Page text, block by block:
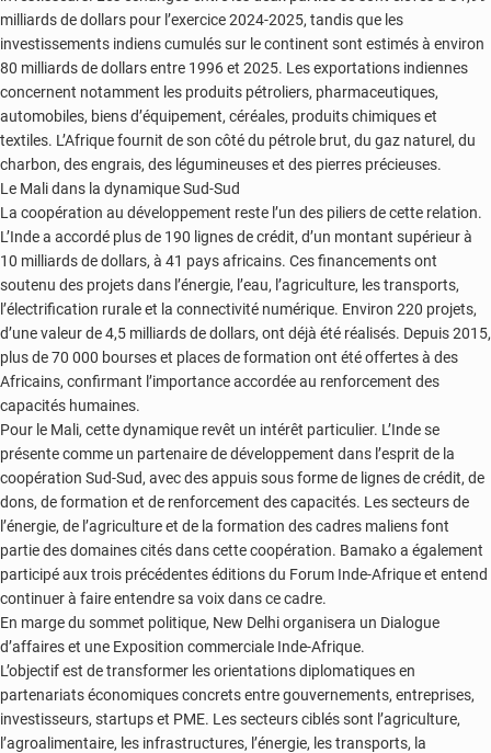
milliards de dollars pour l’exercice 2024-2025, tandis que les
investissements indiens cumulés sur le continent sont estimés à environ
80 milliards de dollars entre 1996 et 2025. Les exportations indiennes
concernent notamment les produits pétroliers, pharmaceutiques,
automobiles, biens d’équipement, céréales, produits chimiques et
textiles. L’Afrique fournit de son côté du pétrole brut, du gaz naturel, du
charbon, des engrais, des légumineuses et des pierres précieuses.
Le Mali dans la dynamique Sud-Sud
La coopération au développement reste l’un des piliers de cette relation.
L’Inde a accordé plus de 190 lignes de crédit, d’un montant supérieur à
10 milliards de dollars, à 41 pays africains. Ces financements ont
soutenu des projets dans l’énergie, l’eau, l’agriculture, les transports,
l’électrification rurale et la connectivité numérique. Environ 220 projets,
d’une valeur de 4,5 milliards de dollars, ont déjà été réalisés. Depuis 2015,
plus de 70 000 bourses et places de formation ont été offertes à des
Africains, confirmant l’importance accordée au renforcement des
capacités humaines.
Pour le Mali, cette dynamique revêt un intérêt particulier. L’Inde se
présente comme un partenaire de développement dans l’esprit de la
coopération Sud-Sud, avec des appuis sous forme de lignes de crédit, de
dons, de formation et de renforcement des capacités. Les secteurs de
l’énergie, de l’agriculture et de la formation des cadres maliens font
partie des domaines cités dans cette coopération. Bamako a également
participé aux trois précédentes éditions du Forum Inde-Afrique et entend
continuer à faire entendre sa voix dans ce cadre.
En marge du sommet politique, New Delhi organisera un Dialogue
d’affaires et une Exposition commerciale Inde-Afrique.
L’objectif est de transformer les orientations diplomatiques en
partenariats économiques concrets entre gouvernements, entreprises,
investisseurs, startups et PME. Les secteurs ciblés sont l’agriculture,
l’agroalimentaire, les infrastructures, l’énergie, les transports, la